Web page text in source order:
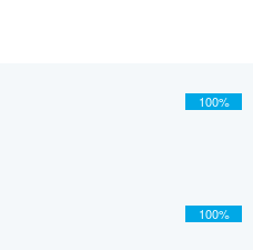
100%
100%